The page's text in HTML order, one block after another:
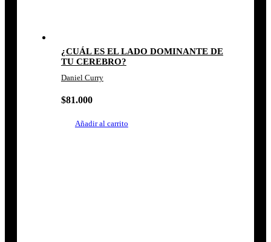
¿CUÁL ES EL LADO DOMINANTE DE
TU CEREBRO?
Daniel Curry
$81.000
Añadir al carrito